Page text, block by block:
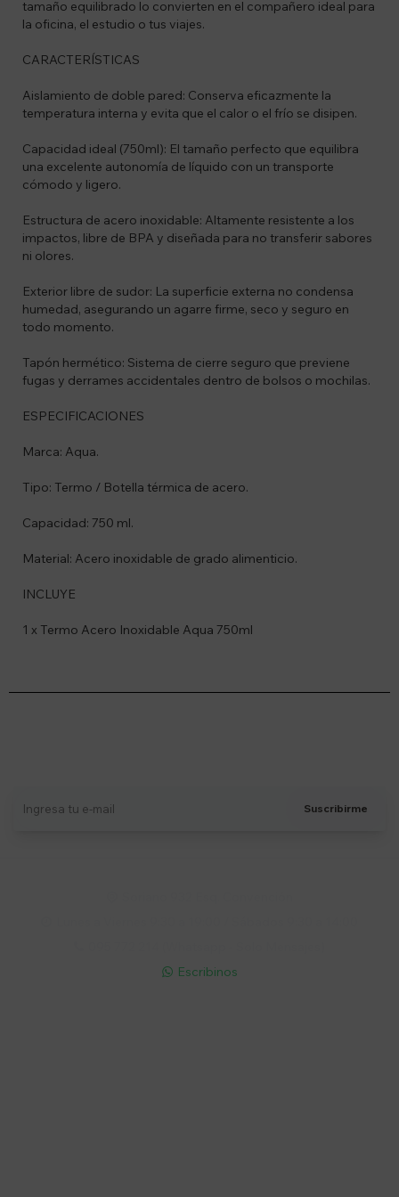
tamaño equilibrado lo convierten en el compañero ideal para
la oficina, el estudio o tus viajes.
CARACTERÍSTICAS
Aislamiento de doble pared: Conserva eficazmente la
temperatura interna y evita que el calor o el frío se disipen.
Capacidad ideal (750ml): El tamaño perfecto que equilibra
una excelente autonomía de líquido con un transporte
cómodo y ligero.
Estructura de acero inoxidable: Altamente resistente a los
impactos, libre de BPA y diseñada para no transferir sabores
ni olores.
Exterior libre de sudor: La superficie externa no condensa
humedad, asegurando un agarre firme, seco y seguro en
todo momento.
Tapón hermético: Sistema de cierre seguro que previene
fugas y derrames accidentales dentro de bolsos o mochilas.
ESPECIFICACIONES
Marca: Aqua.
Tipo: Termo / Botella térmica de acero.
Capacidad: 750 ml.
Material: Acero inoxidable de grado alimenticio.
INCLUYE
1 x Termo Acero Inoxidable Aqua 750ml
Suscribirme
 Escribinos